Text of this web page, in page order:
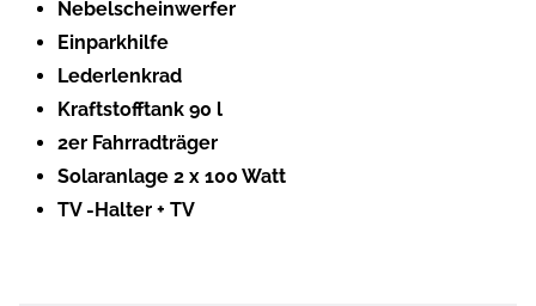
Nebelscheinwerfer
Einparkhilfe
Lederlenkrad
Kraftstofftank 90 l
2er Fahrradträger
Solaranlage 2 x 100 Watt
TV -Halter + TV